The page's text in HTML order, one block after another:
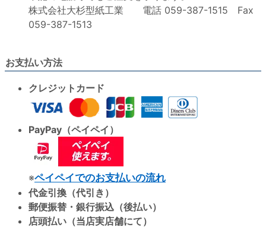
株式会社大杉型紙工業 電話 059-387-1515 Fax
059-387-1513
お支払い方法
クレジットカード
PayPay（ペイペイ）
※ペイペイでのお支払いの流れ
代金引換（代引き）
郵便振替・銀行振込（後払い）
店頭払い（当店実店舗にて）